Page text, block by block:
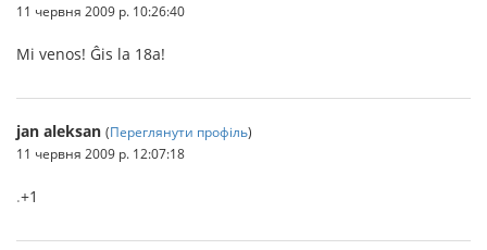
11 червня 2009 р. 10:26:40
Mi venos! Ĝis la 18a!
jan aleksan (Переглянути профіль)
11 червня 2009 р. 12:07:18
.+1